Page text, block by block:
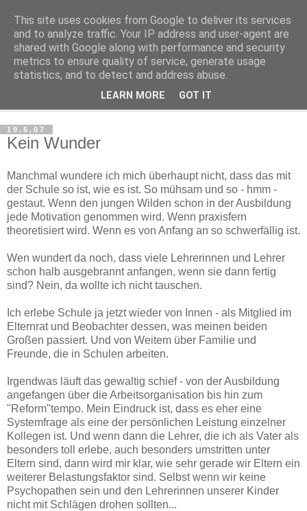
Haltungsturnen
Niveau sieht nur von unten aus wie Arroganz.
19.6.07
Kein Wunder
Manchmal wundere ich mich überhaupt nicht, dass das mit
der Schule so ist, wie es ist. So mühsam und so - hmm -
gestaut. Wenn den jungen Wilden schon in der Ausbildung
jede Motivation genommen wird. Wenn praxisfern
theoretisiert wird. Wenn es von Anfang an so schwerfällig ist.
Wen wundert da noch, dass viele Lehrerinnen und Lehrer
schon halb ausgebrannt anfangen, wenn sie dann fertig
sind? Nein, da wollte ich nicht tauschen.
Ich erlebe Schule ja jetzt wieder von Innen - als Mitglied im
Elternrat und Beobachter dessen, was meinen beiden
Großen passiert. Und von Weitem über Familie und
Freunde, die in Schulen arbeiten.
Irgendwas läuft das gewaltig schief - von der Ausbildung
angefangen über die Arbeitsorganisation bis hin zum
"Reform"tempo. Mein Eindruck ist, dass es eher eine
Systemfrage als eine der persönlichen Leistung einzelner
Kollegen ist. Und wenn dann die Lehrer, die ich als Vater als
besonders toll erlebe, auch besonders umstritten unter
Eltern sind, dann wird mir klar, wie sehr gerade wir Eltern ein
weiterer Belastungsfaktor sind. Selbst wenn wir keine
Psychopathen sein und den Lehrerinnen unserer Kinder
nicht mit Schlägen drohen sollten...
This site uses cookies from Google to deliver its services
and to analyze traffic. Your IP address and user-agent are
shared with Google along with performance and security
metrics to ensure quality of service, generate usage
statistics, and to detect and address abuse.
LEARN MORE GOT IT